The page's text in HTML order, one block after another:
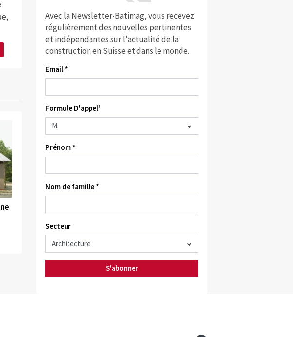
Avec la Newsletter-Batimag, vous recevez
régulièrement des nouvelles pertinentes
et indépendantes sur l'actualité de la
construction en Suisse et dans le monde.
Email *
Formule D'appel'
Prénom *
Nom de famille *
Secteur
S'abonner